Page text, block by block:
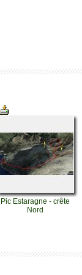
Pic Estaragne - crête
Nord